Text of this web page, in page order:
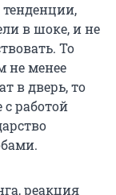
в шоке, и не
То
не менее
в дверь, то
работой
реакция